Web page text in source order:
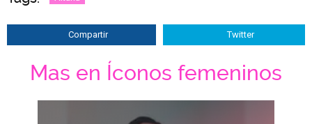
Compartir Twitter
Mas en Íconos femeninos